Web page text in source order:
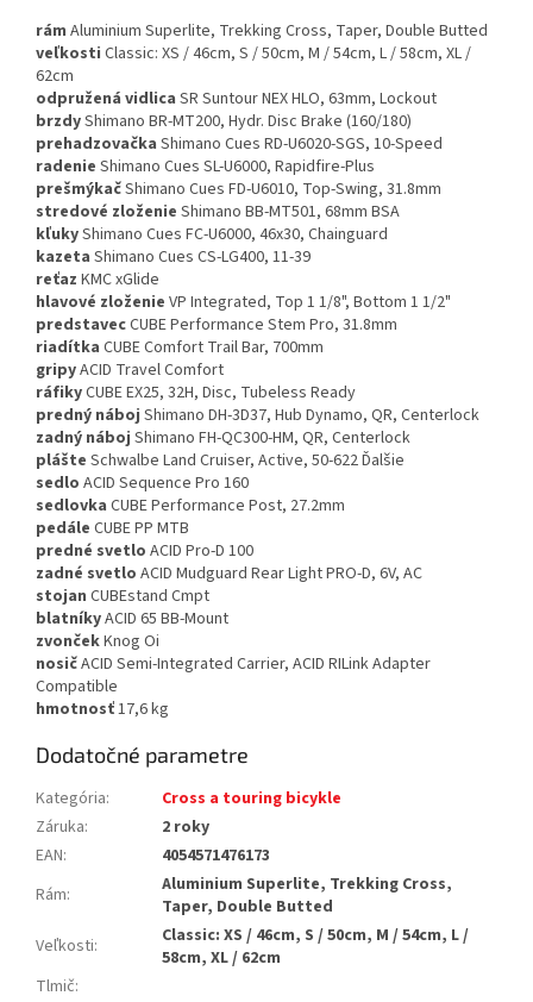
rám Aluminium Superlite, Trekking Cross, Taper, Double Butted
veľkosti Classic: XS / 46cm, S / 50cm, M / 54cm, L / 58cm, XL /
62cm
odpružená vidlica SR Suntour NEX HLO, 63mm, Lockout
brzdyShimano BR-MT200, Hydr. Disc Brake (160/180)
prehadzovačka Shimano Cues RD-U6020-SGS, 10-Speed
radenie Shimano Cues SL-U6000, Rapidfire-Plus
prešmýkačShimano Cues FD-U6010, Top-Swing, 31.8mm
stredové zloženie Shimano BB-MT501, 68mm BSA
kľukyShimano Cues FC-U6000, 46x30, Chainguard
kazeta Shimano Cues CS-LG400, 11-39
reťaz KMC xGlide
hlavové zloženie VP Integrated, Top 1 1/8", Bottom 1 1/2"
predstavecCUBE Performance Stem Pro, 31.8mm
riadítka CUBE Comfort Trail Bar, 700mm
gripyACID Travel Comfort
ráfikyCUBE EX25, 32H, Disc, Tubeless Ready
predný náboj Shimano DH-3D37, Hub Dynamo, QR, Centerlock
zadný náboj Shimano FH-QC300-HM, QR, Centerlock
plášte Schwalbe Land Cruiser, Active, 50-622 Ďalšie
sedlo ACID Sequence Pro 160
sedlovka CUBE Performance Post, 27.2mm
pedále CUBE PP MTB
predné svetlo ACID Pro-D 100
zadné svetlo ACID Mudguard Rear Light PRO-D, 6V, AC
stojan CUBEstand Cmpt
blatníkyACID 65 BB-Mount
zvončekKnog Oi
nosičACID Semi-Integrated Carrier, ACID RILink Adapter
Compatible
hmotnosť17,6 kg
Dodatočné parametre
Kategória:
Cross a touring bicykle
Záruka:
2 roky
EAN:
4054571476173
Rám:
Aluminium Superlite, Trekking Cross,
Taper, Double Butted
Veľkosti:
Classic: XS / 46cm, S / 50cm, M / 54cm, L /
58cm, XL / 62cm
Tlmič: